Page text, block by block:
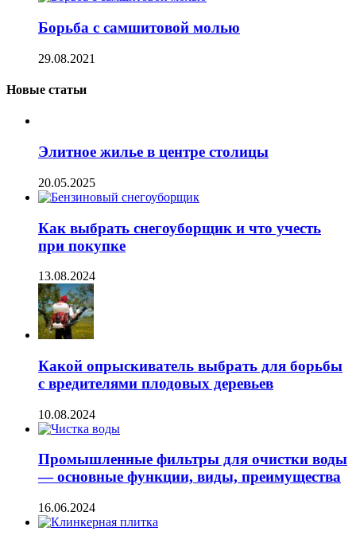
Борьба с самшитовой молью
29.08.2021
Новые статьи
Элитное жилье в центре столицы
20.05.2025
Как выбрать снегоуборщик и что учесть
при покупке
13.08.2024
Какой опрыскиватель выбрать для борьбы
с вредителями плодовых деревьев
10.08.2024
Промышленные фильтры для очистки воды
— основные функции, виды, преимущества
16.06.2024